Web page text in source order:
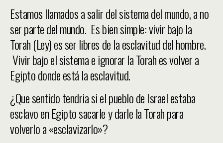
Estamos llamados a salir del sistema del mundo, a no
ser parte del mundo. Es bien simple: vivir bajo la
Torah (Ley) es ser libres de la esclavitud del hombre.
Vivir bajo el sistema e ignorar la Torah es volver a
Egipto donde está la esclavitud.
¿Que sentido tendria si el pueblo de Israel estaba
esclavo en Egipto sacarle y darle la Torah para
volverlo a «esclavizarlo»?